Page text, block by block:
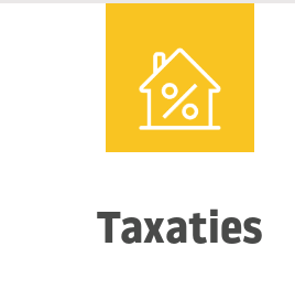
Taxaties